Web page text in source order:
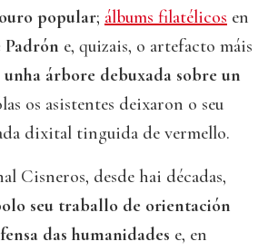
popular; álbums filatélicos en
Padrón e, quizais, o artefacto máis
unha árbore debuxada sobre un
os asistentes deixaron o seu
dixital tinguida de vermello.
Cisneros, desde hai décadas,
seu traballo de orientación
das humanidades e, en